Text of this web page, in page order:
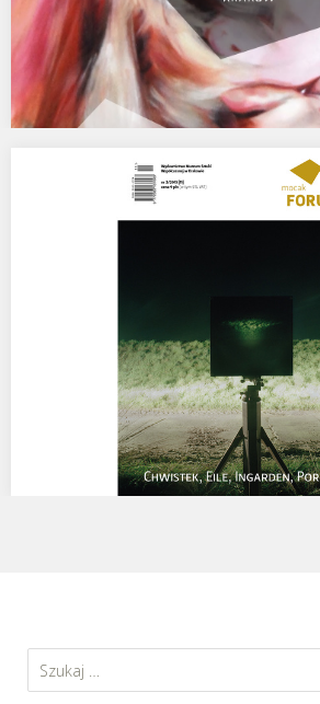
„Bitki. Śliwki. Kwaśne jabłka”. Piękny
WYSTAWA MALARSTWA ORAZ PREZENTACJA
WCHODZĄCEGO DO KOLEKCJI KLUBU PIĘKNY
Szukaj: